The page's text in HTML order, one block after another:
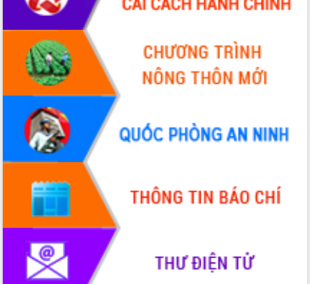
Lấy ý kiến điều chỉnh Quy hoạch tỉnh
Đắk Lắk thời kỳ 2021-2030, tầm nhìn
đến năm 2050
Phát động chiến dịch 30 ngày đêm
giải phóng mặt bằng Tuyến đường bộ
ven biển
Đắk Lắk nỗ lực thúc đẩy tăng trưởng
kinh tế từ 10% trở lên trong Quý
II/2026
Đắk Lắk ký kết thỏa thuận hợp tác về
chuyển đổi số giai đoạn 2026 – 2030
với Tập đoàn Bưu chính Viễn thông
Việt Nam
Thứ trưởng Bộ Y tế làm việc với tỉnh
Đắk Lắk về phát triển nhân lực y tế
cho trạm y tế cấp xã
Du lịch Đắk Lắk nâng tầm trải nghiệm
du khách thông qua Hệ thống cơ sở dữ
liệu và Bản đồ số